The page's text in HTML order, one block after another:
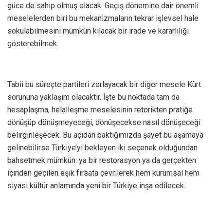
güce de sahip olmuş olacak. Geçiş dönemine dair önemli
meselelerden biri bu mekanizmaların tekrar işlevsel hale
sokulabilmesini mümkün kılacak bir irade ve kararlılığı
gösterebilmek.
Tabii bu süreçte partileri zorlayacak bir diğer mesele Kürt
sorununa yaklaşım olacaktır. İşte bu noktada tam da
hesaplaşma, helalleşme meselesinin retorikten pratiğe
dönüşüp dönüşmeyeceği, dönüşecekse nasıl dönüşeceği
belirginleşecek. Bu açıdan baktığımızda şayet bu aşamaya
gelinebilirse Türkiye’yi bekleyen iki seçenek olduğundan
bahsetmek mümkün: ya bir restorasyon ya da gerçekten
içinden geçilen eşik fırsata çevrilerek hem kurumsal hem
siyasi kültür anlamında yeni bir Türkiye inşa edilecek.